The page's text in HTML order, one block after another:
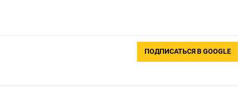
ПОДПИСАТЬСЯ В GOOGLE